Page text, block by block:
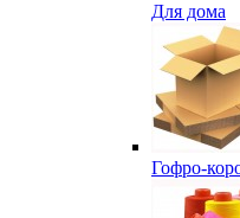
Для дома
Гофро-